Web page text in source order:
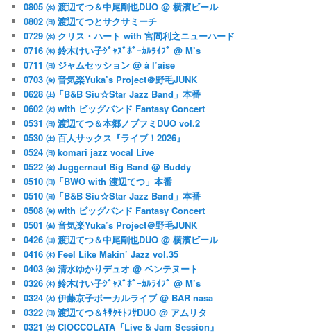
0805 ㈬ 渡辺てつ＆中尾剛也DUO @ 横濱ビール
0802 ㈰ 渡辺てつとサクサミーチ
0729 ㈬ クリス・ハート with 宮間利之ニューハード
0716 ㈭ 鈴木けい子ｼﾞｬｽﾞﾎﾞｰｶﾙﾗｲﾌﾞ @ M’s
0711 ㈰ ジャムセッション @ à l’aise
0703 ㈮ 音気楽Yuka’s Project＠野毛JUNK
0628 ㈯「B&B Siu☆Star Jazz Band」本番
0602 ㈫ with ビッグバンド Fantasy Concert
0531 ㈰ 渡辺てつ＆本郷ノブフミDUO vol.2
0530 ㈯ 百人サックス『ライブ！2026』
0524 ㈰ komari jazz vocal Live
0522 ㈮ Juggernaut Big Band @ Buddy
0510 ㈰「BWO with 渡辺てつ」本番
0510 ㈰「B&B Siu☆Star Jazz Band」本番
0508 ㈮ with ビッグバンド Fantasy Concert
0501 ㈮ 音気楽Yuka’s Project＠野毛JUNK
0426 ㈰ 渡辺てつ＆中尾剛也DUO @ 横濱ビール
0416 ㈭ Feel Like Makin’ Jazz vol.35
0403 ㈮ 清水ゆかりデュオ @ ベンテヌート
0326 ㈭ 鈴木けい子ｼﾞｬｽﾞﾎﾞｰｶﾙﾗｲﾌﾞ @ M’s
0324 ㈫ 伊藤京子ボーカルライブ @ BAR nasa
0322 ㈰ 渡辺てつ＆ｷｻｸﾓﾄﾌｻDUO @ アムリタ
0321 ㈯ CIOCCOLATA『Live & Jam Session』